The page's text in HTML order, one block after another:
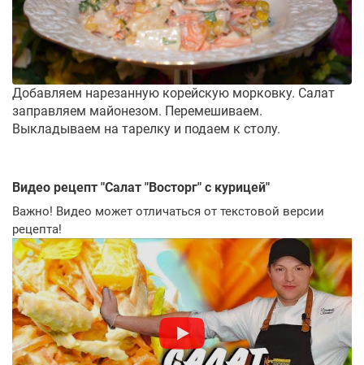
Добавляем нарезанную корейскую морковку. Салат
заправляем майонезом. Перемешиваем.
Выкладываем на тарелку и подаем к столу.
Видео рецепт "Салат "Восторг" с курицей"
Важно! Видео может отличаться от текстовой версии
рецепта!